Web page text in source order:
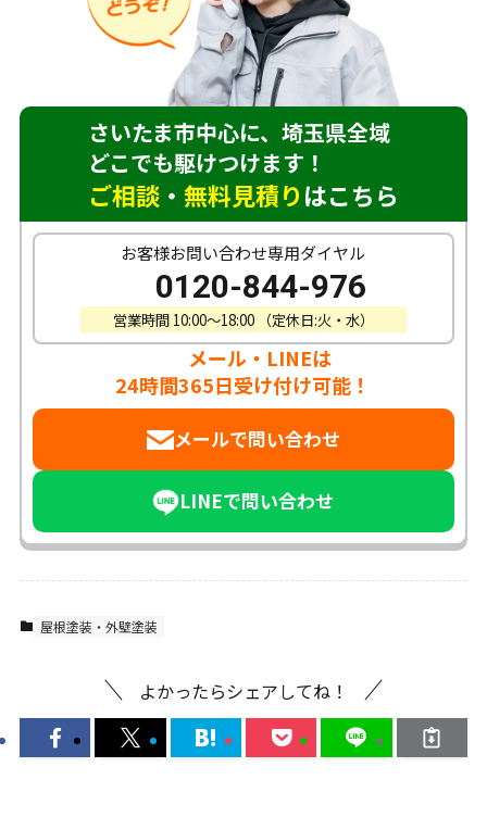
さいたま市中心に、埼玉県全域
どこでも駆けつけます！
ご相談 ・ 無料見積りはこちら
お客様お問い合わせ専用ダイヤル
0120-844-976
営業時間 10:00〜18:00 （定休日:火・水）
メール・LINEは
24時間365日受け付け可能！
メールで問い合わせ
LINEで問い合わせ
屋根塗装・外壁塗装
よかったらシェアしてね！